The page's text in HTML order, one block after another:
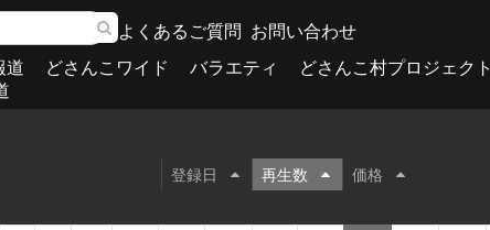
よくあるご質問 お問い合わせ
道 どさんこワイド バラエティ どさんこ村プロジェクト
登録日 再生数 価格